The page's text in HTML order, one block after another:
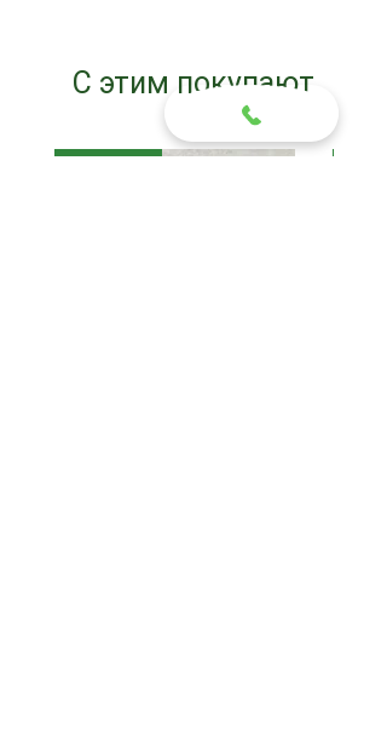
С этим покупают
Новинка